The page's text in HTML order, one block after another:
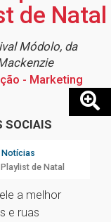
de Natal
Módolo, da
- Marketing
SOCIAIS
Notícias
de Natal
a melhor
e ruas